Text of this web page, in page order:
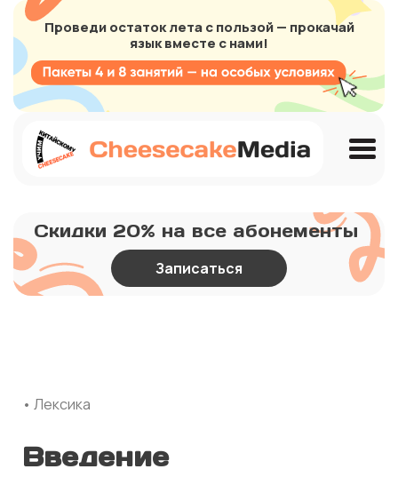
Проведи остаток лета с пользой — прокачай
язык вместе с нами!
Скидки 20% на все абонементы
Записаться
• Лексика
Введение